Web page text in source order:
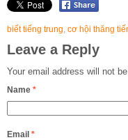
biết tiếng trung cơ hội thăng
Leave a Reply
Your email address will not be
Name *
Email *